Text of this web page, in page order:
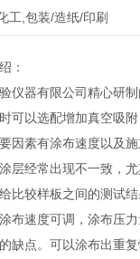
工,包装/造纸/印刷
：
仪器有限公司精心研
可以选配增加真空吸
因素有涂布速度以及
层经常出现不一致，
比较样板之间的测试
布速度可调，涂布压
缺点。可以涂布出重